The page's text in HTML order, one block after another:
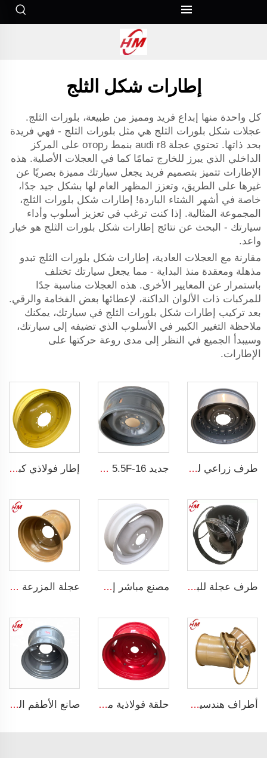
إطارات شكل الثلج
كل واحدة منها إبداع فريد ومميز من طبيعة، بلورات الثلج.
عجلات شكل بلورات الثلج هي مثل بلورات الثلج - فهي فريدة
بحد ذاتها. تحتوي عجلة audi r8 بنمط رотор على المركز
الداخلي الذي يبرز للخارج تمامًا كما في العجلات الأصلية. هذه
الإطارات تتميز بتصميم فريد يجعل سيارتك مميزة بصريًا عن
غيرها على الطريق، وتعزز المظهر العام لها بشكل جيد جدًا،
خاصة في أشهر الشتاء الباردة! إطارات شكل بلورات الثلج،
المجموعة المثالية. إذا كنت ترغب في تعزيز أسلوب وأداء
سيارتك - البحث عن نتائج إطارات شكل بلورات الثلج هو خيار
واعد.
مقارنة مع العجلات العادية، إطارات شكل بلورات الثلج تبدو
مذهلة ومعقدة منذ البداية - مما يجعل سيارتك تختلف
باستمرار عن المعايير الأخرى. هذه العجلات مناسبة جدًا
للمركبات ذات الألوان الداكنة، لإعطائها بعض الفخامة والرقي.
بعد تركيب إطارات شكل بلورات الثلج في سيارتك، يمكنك
ملاحظة التغيير الكبير في الأسلوب الذي تضيفه إلى سيارتك،
وسيبدأ الجميع في النظر إلى مدى روعة حركتها على
الإطارات.
طرف زراعي لجرار W15x38 إطار 16.9-38 آلات زراعية جديد 5.5F-16 طرف عجلة فولاذية زراعية لجرار من مصنع الأطراف 5.5-16 أطراف فولاذية للإطارات 750-16 إطار فولاذي كبير للجرار الزراعي يناسب الإطارات الزراعية 10x38 متوافق مع الإطارات الزراعية 12.4-38
طرف عجلة للبيع مصنع مخصص أطراف حفار 20-26 لإطار 23.1-26 مصنع مباشر إطار الجرار مقاس 4.5x16 يناسب الإطارات 650-16 محور العجلة محور العجلة عجلة المزرعة للجرار حجم 16x17 إطارات فولاذية زراعية للأحجام 500/50-17 للإطارات
أطراف هندسية 22.0/3.0-25 أطراف OTR 5 قطع أطراف فولاذية TL 26.5R25 إطارات هندسية حلقة فولاذية مخصصة للجرارات مع عجلات مثبتة تناسب إطار إطارات الحجم 12.4-24 للأجهزة الزراعية صانع الأطقم الصيني أطقم جرارات زراعية مقاس 13x17 لمقطورات الجرارات للإطارات 15.0/55-17